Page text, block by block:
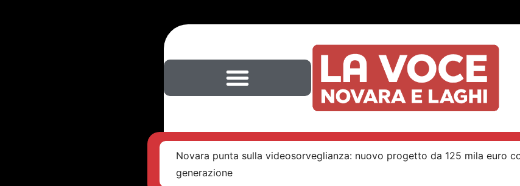
Novara punta sulla videosorveglianza: nuovo progetto da 125 mila euro
generazione